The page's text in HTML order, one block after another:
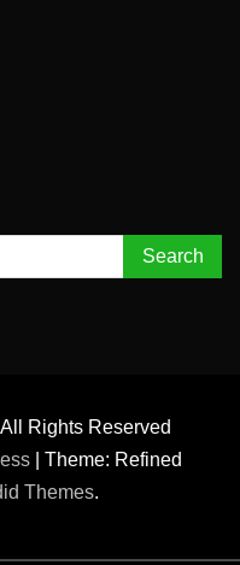
Rights Reserved
Theme: Refined
Themes.